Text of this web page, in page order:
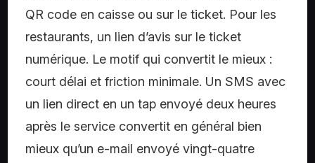
QR code en caisse ou sur le ticket. Pour les
restaurants, un lien d’avis sur le ticket
numérique. Le motif qui convertit le mieux :
court délai et friction minimale. Un SMS avec
un lien direct en un tap envoyé deux heures
après le service convertit en général bien
mieux qu’un e-mail envoyé vingt-quatre